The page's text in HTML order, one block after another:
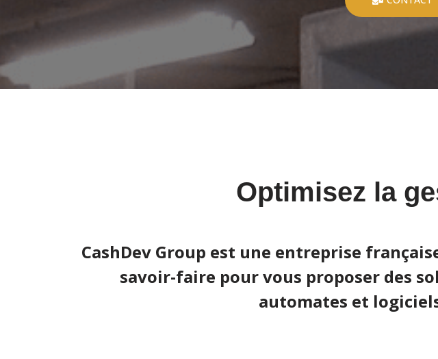
Optimisez la
CashDev Group est une entreprise
savoir-faire pour vous proposer des
automates et